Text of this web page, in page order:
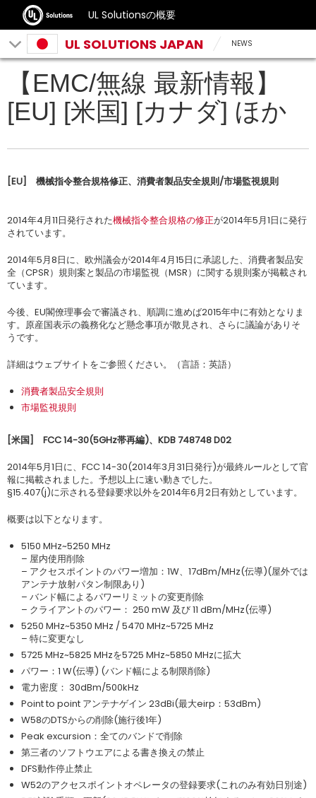
UL Solutionsの概要
UL SOLUTIONS JAPAN NEWS
【EMC/無線 最新情報】
[EU] [米国] [カナダ] ほか
[EU] 機械指令整合規格修正、消費者製品安全規則/市場監視規則
2014年4月11日発行された機械指令整合規格の修正が2014年5月1日に発行
されています。
2014年5月8日に、欧州議会が2014年4月15日に承認した、消費者製品安
全（CPSR）規則案と製品の市場監視（MSR）に関する規則案が掲載され
ています。
今後、EU閣僚理事会で審議され、順調に進めば2015年中に有効となりま
す。原産国表示の義務化など懸念事項が散見され、さらに議論がありそ
うです。
詳細はウェブサイトをご参照ください。（言語：英語）
消費者製品安全規則
市場監視規則
[米国] FCC 14-30(5GHz帯再編)、 KDB 748748 D02
2014年5月1日に、FCC 14-30(2014年3月31日発行)が最終ルールとして官
報に掲載されました。予想以上に速い動きでした。
§15.407(j)に示される登録要求以外を2014年6月2日有効としています。
概要は以下となります。
5150 MHz~5250 MHz
– 屋内使用削除
– アクセスポイントのパワー増加：1W、17dBm/MHz(伝導)(屋外では
アンテナ放射パタン制限あり)
– バンド幅によるパワーリミットの変更削除
– クライアントのパワー： 250 mW 及び 11 dBm/MHz(伝導)
5250 MHz~5350 MHz / 5470 MHz~5725 MHz
– 特に変更なし
5725 MHz~5825 MHzを5725 MHz~5850 MHzに拡大
パワー：1 W(伝導) (バンド幅による制限削除)
電力密度： 30dBm/500kHz
Point to point アンテナゲイン 23dBi(最大eirp：53dBm)
W58のDTSからの削除(施行後1年)
Peak excursion：全てのバンドで削除
第三者のソフトウエアによる書き換えの禁止
DFS動作停止禁止
W52のアクセスポイントオペレータの登録要求(これのみ有効日別途)